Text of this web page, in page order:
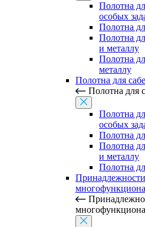
Полотна
особых
Полотна
Полотна
и металлу
Полотна
металлу
Полотна для
Полотна для
Полотна
особых
Полотна
Полотна
и металлу
Полотна